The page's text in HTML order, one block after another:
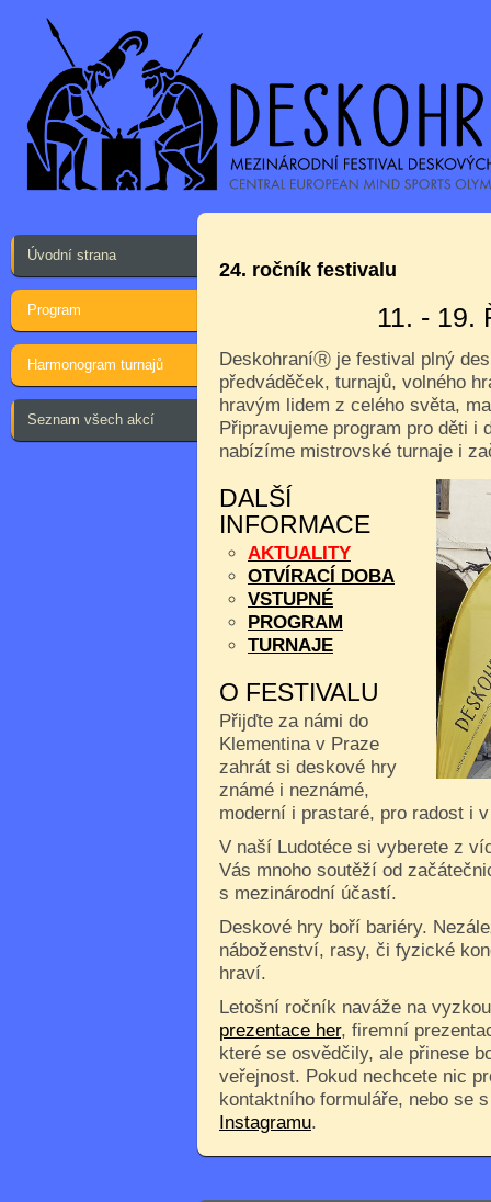
Úvodní strana
Program
Harmonogram turnajů
Seznam všech akcí
24. ročník festivalu
11. - 19.
DeskohraníⓇ je festival plný
předváděček, turnajů, volného
hravým lidem z celého světa,
Připravujeme program pro děti i
nabízíme mistrovské turnaje i
DALŠÍ
INFORMACE
AKTUALITY
OTVÍRACÍ DOBA
VSTUPNÉ
PROGRAM
TURNAJE
O FESTIVALU
Přijďte za námi do
Klementina v Praze
zahrát si deskové hry
známé i neznámé,
moderní i prastaré, pro radost i
V naší Ludotéce si vyberete z
Vás mnoho soutěží od
s mezinárodní účastí.
Deskové hry boří bariéry.
náboženství, rasy, či fyzické
hraví.
Letošní ročník naváže na
prezentace her, firemní
které se osvědčily, ale přinese
veřejnost. Pokud nechcete nic
kontaktního formuláře, nebo se
Instagramu.